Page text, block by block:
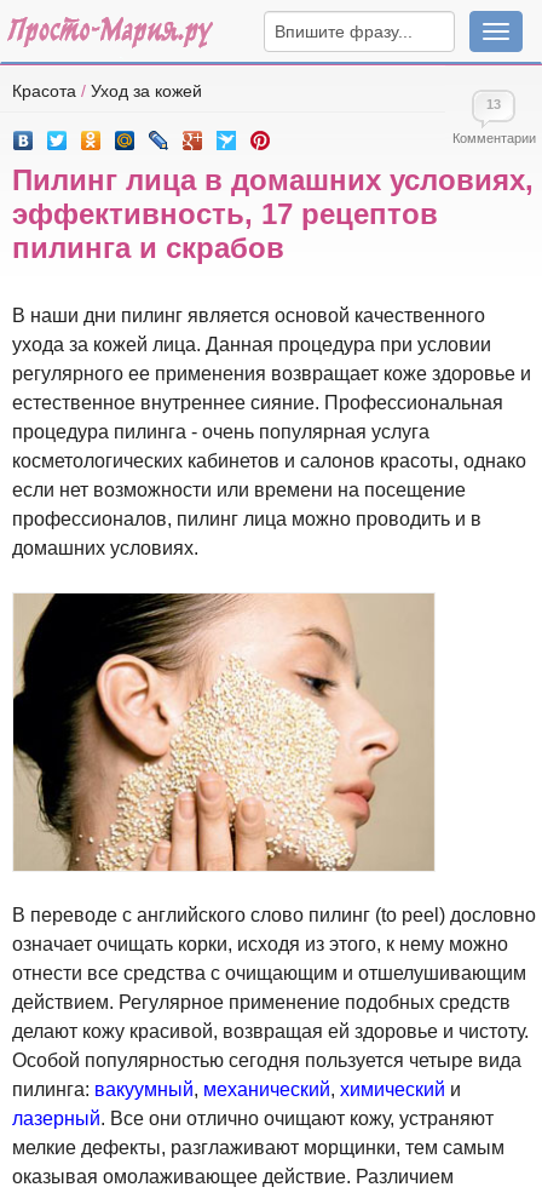
Красота / Уход за кожей
13
Комментарии
Пилинг лица в домашних условиях,
эффективность, 17 рецептов
пилинга и скрабов
В наши дни пилинг является основой качественного
ухода за кожей лица. Данная процедура при условии
регулярного ее применения возвращает коже здоровье и
естественное внутреннее сияние. Профессиональная
процедура пилинга - очень популярная услуга
косметологических кабинетов и салонов красоты, однако
если нет возможности или времени на посещение
профессионалов, пилинг лица можно проводить и в
домашних условиях.
В переводе с английского слово пилинг (to peel) дословно
означает очищать корки, исходя из этого, к нему можно
отнести все средства с очищающим и отшелушивающим
действием. Регулярное применение подобных средств
делают кожу красивой, возвращая ей здоровье и чистоту.
Особой популярностью сегодня пользуется четыре вида
пилинга: вакуумный, механический, химический и
лазерный. Все они отлично очищают кожу, устраняют
мелкие дефекты, разглаживают морщинки, тем самым
оказывая омолаживающее действие. Различием